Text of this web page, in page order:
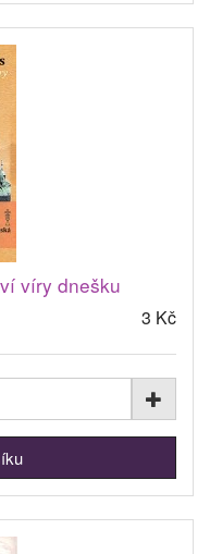
víry dnešku
3 Kč